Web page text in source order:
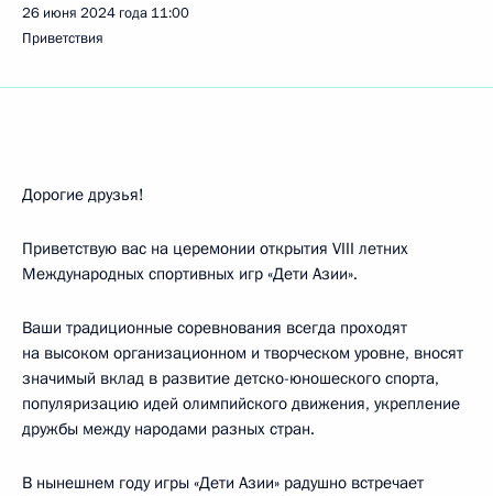
26 июня 2024 года 11:00
Приветствия
Дорогие друзья!
Приветствую вас на церемонии открытия VIII летних
Международных спортивных игр «Дети Азии».
Ваши традиционные соревнования всегда проходят
на высоком организационном и творческом уровне, вносят
значимый вклад в развитие детско-юношеского спорта,
популяризацию идей олимпийского движения, укрепление
дружбы между народами разных стран.
В нынешнем году игры «Дети Азии» радушно встречает